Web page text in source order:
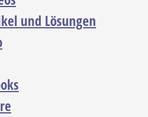
und Lösungen